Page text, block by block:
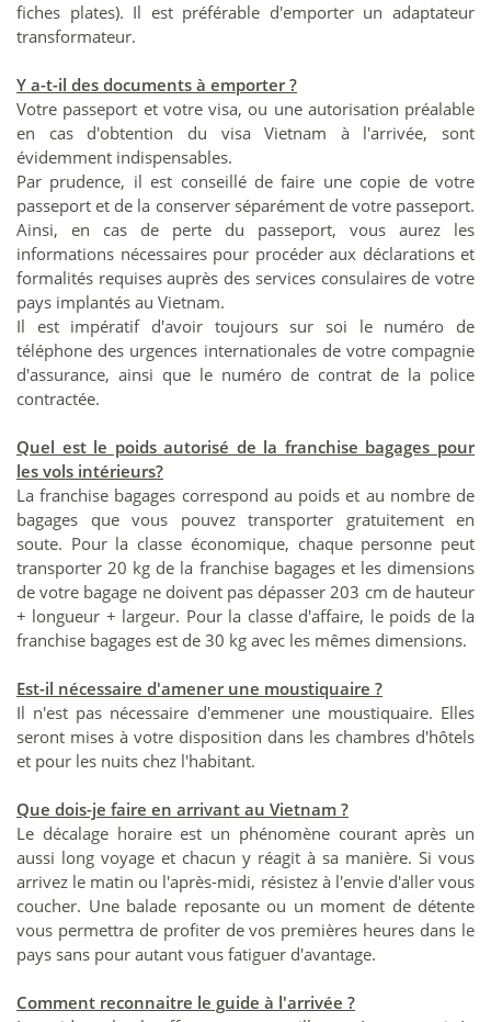
fiches plates). Il est préférable d'emporter un adaptateur
transformateur.
Y a-t-il des documents à emporter ?
Votre passeport et votre visa, ou une autorisation préalable
en cas d'obtention du visa Vietnam à l'arrivée, sont
évidemment indispensables.
Par prudence, il est conseillé de faire une copie de votre
passeport et de la conserver séparément de votre passeport.
Ainsi, en cas de perte du passeport, vous aurez les
informations nécessaires pour procéder aux déclarations et
formalités requises auprès des services consulaires de votre
pays implantés au Vietnam.
Il est impératif d'avoir toujours sur soi le numéro de
téléphone des urgences internationales de votre compagnie
d'assurance, ainsi que le numéro de contrat de la police
contractée.
Quel est le poids autorisé de la franchise bagages pour
les vols intérieurs?
La franchise bagages correspond au poids et au nombre de
bagages que vous pouvez transporter gratuitement en
soute. Pour la classe économique, chaque personne peut
transporter 20 kg de la franchise bagages et les dimensions
de votre bagage ne doivent pas dépasser 203 cm de hauteur
+ longueur + largeur. Pour la classe d'affaire, le poids de la
franchise bagages est de 30 kg avec les mêmes dimensions.
Est-il nécessaire d'amener une moustiquaire ?
Il n'est pas nécessaire d'emmener une moustiquaire. Elles
seront mises à votre disposition dans les chambres d'hôtels
et pour les nuits chez l'habitant.
Que dois-je faire en arrivant au Vietnam ?
Le décalage horaire est un phénomène courant après un
aussi long voyage et chacun y réagit à sa manière. Si vous
arrivez le matin ou l'après-midi, résistez à l'envie d'aller vous
coucher. Une balade reposante ou un moment de détente
vous permettra de profiter de vos premières heures dans le
pays sans pour autant vous fatiguer d'avantage.
Comment reconnaitre le guide à l'arrivée ?